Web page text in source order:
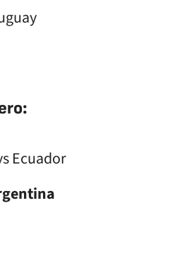
Ecuador